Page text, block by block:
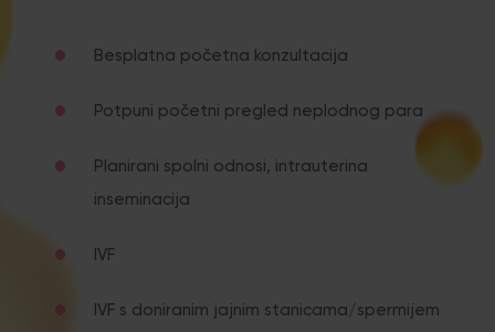
Besplatna početna konzultacija
Potpuni početni pregled neplodnog para
Planirani spolni odnosi, intrauterina
inseminacija
IVF
IVF s doniranim jajnim stanicama/spermijem